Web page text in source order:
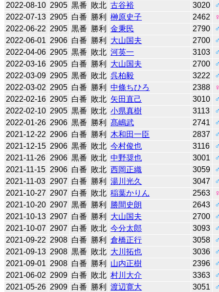
2022-08-10 2905 黒番 敗北 古谷裕 3020
2022-07-13 2905 白番 勝利 榊原史子 2462
2022-06-22 2905 黒番 勝利 金秉民 2790
2022-06-01 2906 白番 勝利 大山国夫 2700
2022-04-06 2905 黒番 敗北 河英一 3103
2022-03-16 2905 白番 勝利 大山国夫 2700
2022-03-09 2905 黒番 敗北 呉柏毅 3222
2022-03-02 2905 白番 勝利 中條ちひろ 2388
2022-02-16 2905 白番 敗北 矢田直己 3010
2022-02-10 2905 黒番 敗北 小県真樹 3113
2022-01-26 2906 黒番 勝利 髙嶋武 2741
2021-12-22 2906 白番 勝利 木和田一臣 2837
2021-12-15 2906 黒番 敗北 今村俊也 3116
2021-11-26 2906 黒番 敗北 中野奨也 3001
2021-11-15 2906 白番 敗北 西岡正織 3059
2021-11-03 2907 白番 勝利 湯川光久 3047
2021-10-27 2907 白番 敗北 稲葉かりん 2563
2021-10-20 2907 黒番 勝利 勝間史朗 2643
2021-10-13 2907 白番 勝利 大山国夫 2700
2021-10-07 2907 白番 敗北 今分太郎 3093
2021-09-22 2908 白番 勝利 倉橋正行 3058
2021-09-13 2908 黒番 敗北 大川拓也 3036
2021-09-01 2908 白番 勝利 山内正樹 2396
2021-06-02 2909 白番 敗北 村川大介 3363
2021-05-26 2909 白番 勝利 渡辺寛大 3051